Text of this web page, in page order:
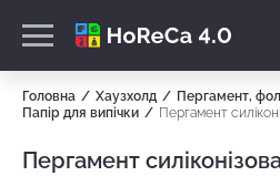
Головна Хаузхолд
Пергамент,
Папір для випічки
Пергамент
Пергамент